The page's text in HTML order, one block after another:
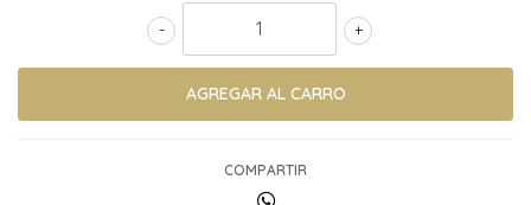
+
-
COMPARTIR